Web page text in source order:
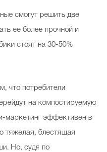
смогут решить две
ее более прочной и
стоят на 30-50%
что потребители
на компостируемую
маркетинг эффективен в
тяжелая, блестящая
Но, судя по